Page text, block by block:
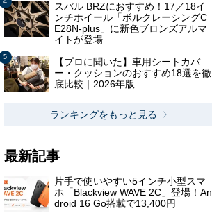
スバル BRZにおすすめ！17／18イ
ンチホイール「ボルクレーシングC
E28N-plus」に新色ブロンズアルマ
イトが登場
【プロに聞いた】車用シートカバ
ー・クッションのおすすめ18選を徹
底比較｜2026年版
ランキングをもっと見る
最新記事
片手で使いやすい5インチ小型スマ
ホ「Blackview WAVE 2C」登場！An
droid 16 Go搭載で13,400円